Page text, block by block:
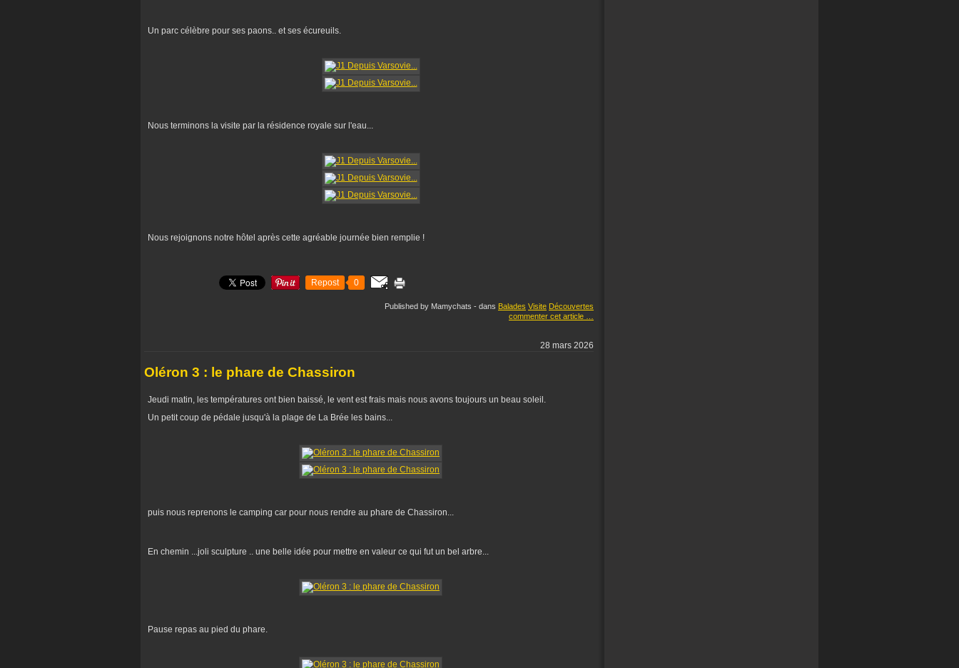
Un parc célèbre pour ses paons.. et ses écureuils.
Nous terminons la visite par la résidence royale sur l'eau...
Nous rejoignons notre hôtel après cette agréable journée bien remplie !
Repost 0
Published by Mamychats - dans Balades Visite Découvertes
commenter cet article
28 mars 2026
Oléron 3 : le phare de Chassiron
Jeudi matin, les températures ont bien baissé, le vent est frais mais nous avons toujours un beau soleil.
Un petit coup de pédale jusqu'à la plage de La Brée les bains...
puis nous reprenons le camping car pour nous rendre au phare de Chassiron...
En chemin ...joli sculpture .. une belle idée pour mettre en valeur ce qui fut un bel arbre...
Pause repas au pied du phare.